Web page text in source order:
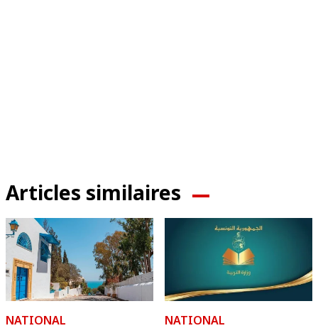
Articles similaires
NATIONAL
NATIONAL